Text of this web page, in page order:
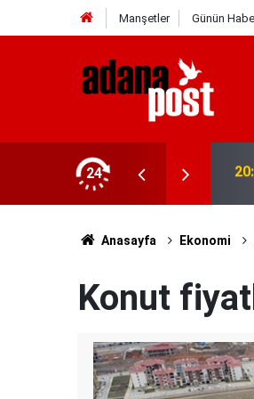
Manşetler Günün
24
asistan doktorluğa başladı
Anasayfa Ekonomi
Konut